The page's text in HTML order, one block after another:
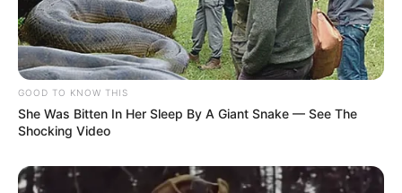
έσωσαν!
Επίδομα 150€: Πότε πληρώνεται η
έκτακτη ενίσχυση για παιδιά
Δείτε όλες τις τελευταίεςΕιδήσεις από την Ελλάδα και
GOOD TO KNOW THIS
She Was Bitten In Her Sleep By A Giant Snake — See The
Shocking Video